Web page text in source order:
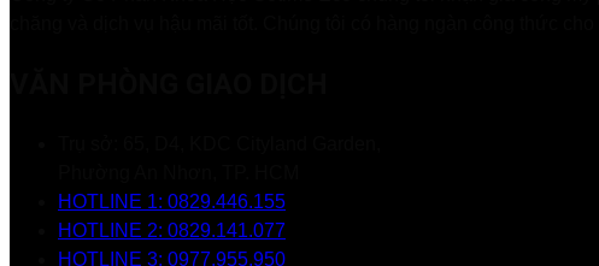
HOTLINE 1: 0829.446.155
HOTLINE 2: 0829.141.077
HOTLINE 3: 0977.955.950